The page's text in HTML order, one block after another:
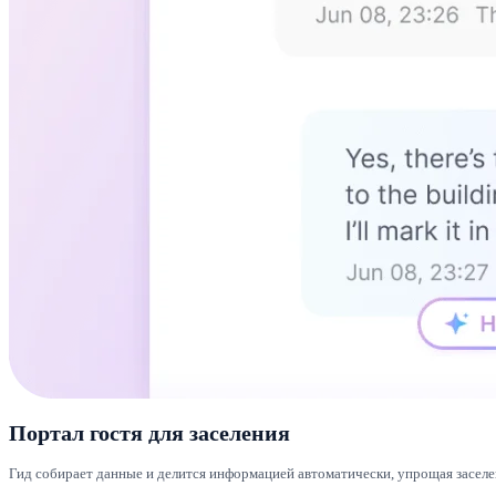
Портал гостя для заселения
Гид собирает данные и делится информацией автоматически, упрощая